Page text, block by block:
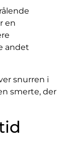
en
andet
snurren i
smerte, der